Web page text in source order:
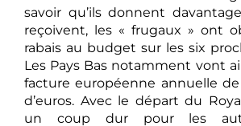
savoir qu’ils donnent
reçoivent, les « frugaux » ont
rabais au budget sur les six
Les Pays Bas notamment vont
facture européenne annuelle
d’euros. Avec le départ du
un coup dur pour les